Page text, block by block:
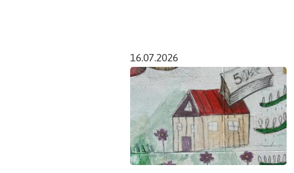
16.07.2026